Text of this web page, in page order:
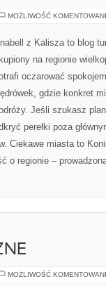
MOŻLIWOŚĆ
z Kalisza to blog
na regionie
oczarować
gdzie konkret
Jeśli szukasz
perełki poza
Ciekawe miasta to
o regionie –
MOŻLIWOŚĆ